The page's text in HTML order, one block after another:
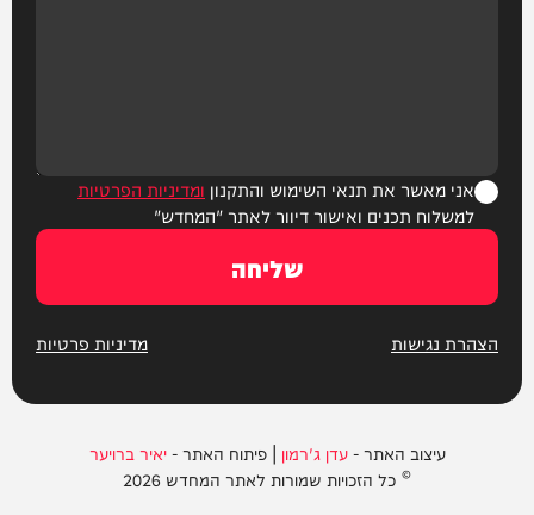
אני מאשר את תנאי השימוש והתקנון ומדיניות הפרטיות
למשלוח תכנים ואישור דיוור לאתר "המחדש"
שליחה
הצהרת נגישות מדיניות פרטיות
עיצוב האתר -עדן ג'רמון | פיתוח האתר -יאיר ברויער
© כל הזכויות שמורות לאתר המחדש 2026